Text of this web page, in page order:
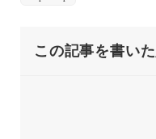
この記事を書い